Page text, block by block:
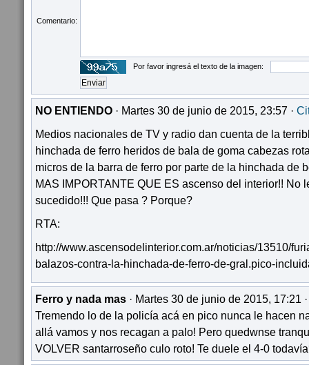
Comentario:
Por favor ingresá el texto de la imagen:
NO ENTIENDO · Martes 30 de junio de 2015, 23:57 ·
Medios nacionales de TV y radio dan cuenta de la
hinchada de ferro heridos de bala de goma cabezas
micros de la barra de ferro por parte de la hinchada de
MAS IMPORTANTE QUE ES ascenso del interior!! No
sucedido!!! Que pasa ? Porque?
RTA:
http://www.ascensodelinterior.com.ar/noticias/13510/
balazos-contra-la-hinchada-de-ferro-de-gral.pico-
Ferro y nada mas · Martes 30 de junio de 2015, 17:21
Tremendo lo de la policía acá en pico nunca le hacen
allá vamos y nos recagan a palo! Pero quedwnse
VOLVER santarroseño culo roto! Te duele el 4-0